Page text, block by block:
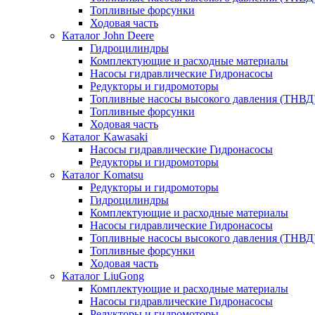
Топливные форсунки
Ходовая часть
Каталог John Deere
Гидроцилиндры
Комплектующие и расходные материалы
Насосы гидравлические Гидронасосы
Редукторы и гидромоторы
Топливные насосы высокого давления
Топливные форсунки
Ходовая часть
Каталог Kawasaki
Насосы гидравлические Гидронасосы
Редукторы и гидромоторы
Каталог Komatsu
Редукторы и гидромоторы
Гидроцилиндры
Комплектующие и расходные материалы
Насосы гидравлические Гидронасосы
Топливные насосы высокого давления
Топливные форсунки
Ходовая часть
Каталог LiuGong
Комплектующие и расходные материалы
Насосы гидравлические Гидронасосы